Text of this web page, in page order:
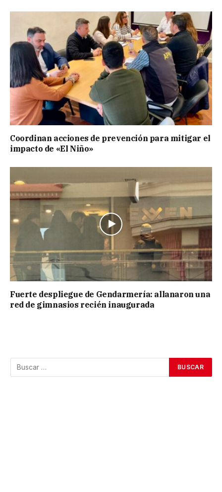
Coordinan acciones de prevención para mitigar el
impacto de «El Niño»
Fuerte despliegue de Gendarmería: allanaron una
red de gimnasios recién inaugurada